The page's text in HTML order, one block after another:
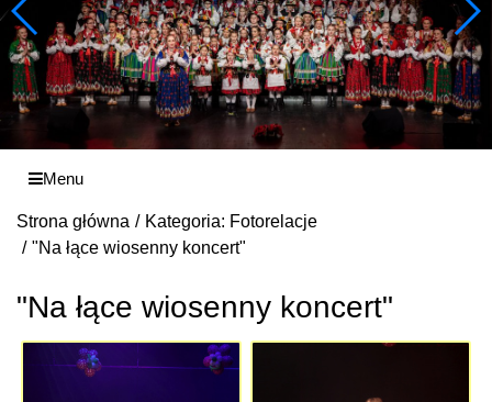
Menu
Strona główna
Kategoria: Fotorelacje
"Na łące wiosenny koncert"
"Na łące wiosenny koncert"